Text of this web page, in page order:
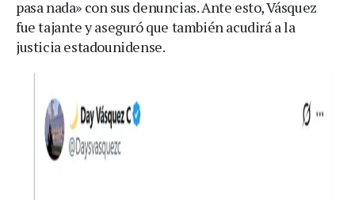
pasa nada» con sus denuncias. Ante esto, Vásquez
fue tajante y aseguró que también acudirá a la
justicia estadounidense.